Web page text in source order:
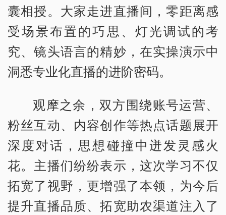
囊相授。大家走进直播间，零距离感
受场景布置的巧思、灯光调试的考
究、镜头语言的精妙，在实操演示中
洞悉专业化直播的进阶密码。
观摩之余，双方围绕账号运营、
粉丝互动、内容创作等热点话题展开
深度对话，思想碰撞中迸发灵感火
花。主播们纷纷表示，这次学习不仅
拓宽了视野，更增强了本领，为今后
提升直播品质、拓宽助农渠道注入了